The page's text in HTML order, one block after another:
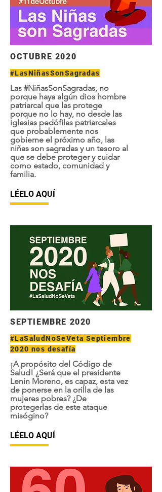
OCTUBRE 2020
#LasNiñasSonSagradas
Las #NiñasSonSagradas, no
porque haya algún dios hombre
patriarcal que las protege
porque no lo hay, no desde las
iglesias pedófilas patriarcales
que probablemente nos
gobierne el próximo año, las
niñas son sagradas y un tesoro al
que se debe proteger y cuidar
como estado, comunidad y
familia.
LÉELO AQUÍ
SEPTIEMBRE 2020
#LaSaludNoSeVeta Septiembre
2020 nos desafía
¡A propósito del Código de
Salud! ¿Será que el presidente
Lenin Moreno, es capaz, esta vez
de ponerse en la orilla de las
mujeres pobres? ¿De
protegerlas de este ataque
misógino?
LÉELO AQUÍ